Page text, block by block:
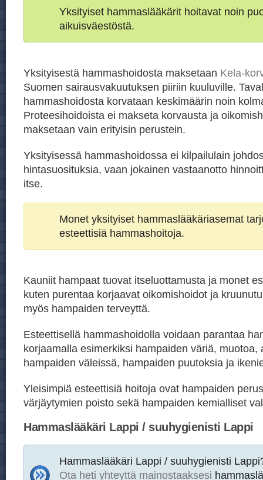
Yksityiset hammaslääkärit hoitavat noin
aikuisväestöstä.
Yksityisestä hammashoidosta maksetaan Kela-
Suomen sairausvakuutuksen piiriin kuuluville.
hammashoidosta korvataan keskimäärin noin
Proteesihoidoista ei makseta korvausta ja
maksetaan vain erityisin perustein.
Yksityisessä hammashoidossa ei kilpailulain
hintasuosituksia, vaan jokainen vastaanotto
itse.
Monet yksityiset hammaslääkäriasemat
esteettisiä hammashoitoja.
Kauniit hampaat tuovat itseluottamusta ja monet
kuten purentaa korjaavat oikomishoidot ja
myös hampaiden terveyttä.
Esteettisellä hammashoidolla voidaan parantaa
korjaamalla esimerkiksi hampaiden väriä, muotoa,
hampaiden väleissä, hampaiden puutoksia ja
Yleisimpiä esteettisiä hoitoja ovat hampaiden
värjäytymien poisto sekä hampaiden kemialliset
Hammaslääkäri Lappi / suuhygienisti Lappi
Hammaslääkäri Lappi / suuhygienisti
Ota heti yhteyttä mainostaaksesi